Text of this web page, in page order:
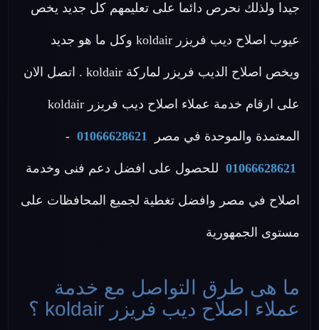
جيدا ولذلك نحرص دائما على تعليمهم كل جديد يخص
عيوب اصلاح ديب فريزر koldair وكل ما هو جديد
ويخص اصلاح الديب فريزر لماركة koldair . اتصل الان
على ارقام خدمة عملاء اصلاح ديب فريزر koldair
المعتمدة والموحدة في مصر 01066628621
-
01066628621 للحصول على افضل دعم فنى وخدمة
اصلاح في مصر وافضل تغطية لجميع المحافظات على
مستوى الجمهورية
ما هى طرق التواصل مع خدمة
عملاء اصلاح ديب فريزر koldair ؟